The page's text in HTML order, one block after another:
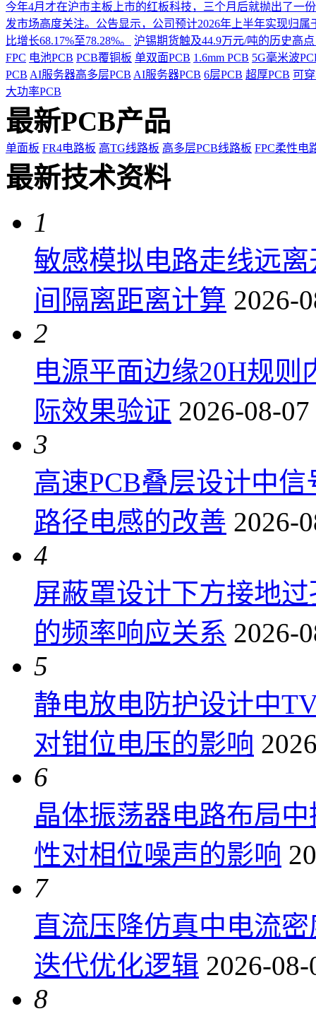
今年4月才在沪市主板上市的红板科技，三个月后就抛出了一
发市场高度关注。公告显示，公司预计2026年上半年实现归
比增长68.17%至78.28%。
沪锡期货触及44.9万元/吨的历史高
FPC 电池PCB PCB覆铜板 单双面PCB 1.6mm PCB 5G毫米波
PCB AI服务器高多层PCB AI服务器PCB 6层PCB 超厚PCB 可
大功率PCB
最新PCB产品
单面板 FR4电路板 高TG线路板 高多层PCB线路板 FPC柔性电
最新技术资料
1
敏感模拟电路走线远
间隔离距离计算 2026-
2
电源平面边缘20H规
际效果验证 2026-08-
3
高速PCB叠层设计中
路径电感的改善 2026-
4
屏蔽罩设计下方接地
的频率响应关系 2026-
5
静电放电防护设计中
对钳位电压的影响
6
晶体振荡器电路布局
性对相位噪声的影响
7
直流压降仿真中电流
迭代优化逻辑 2026-
8